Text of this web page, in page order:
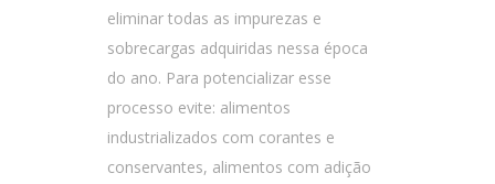
eliminar todas as impurezas e
sobrecargas adquiridas nessa época
do ano. Para potencializar esse
processo evite: alimentos
industrializados com corantes e
conservantes, alimentos com adição